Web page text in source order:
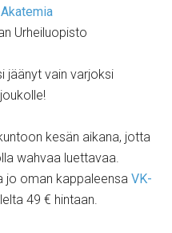
Urheiluopisto
jäänyt vain varjoksi
kesän aikana, jotta
wahvaa luettavaa.
jo oman kappaleensaVK-
49 € hintaan.